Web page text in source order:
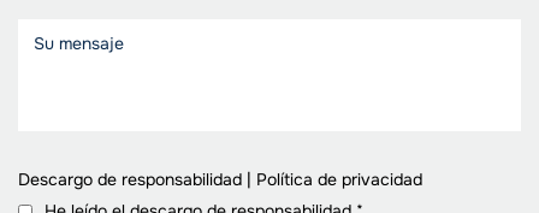
Descargo de responsabilidad | Política de privacidad
He leído el descargo de responsabilidad *